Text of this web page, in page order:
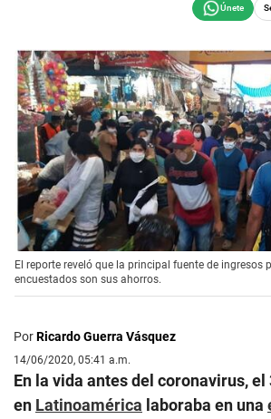
El reporte reveló que la principal fuente de ingresos
encuestados son sus ahorros.
PorRicardo Guerra Vásquez
14/06/2020, 05:41 a.m.
En la vida antes del coronavirus, el
en Latinoamérica laboraba en una